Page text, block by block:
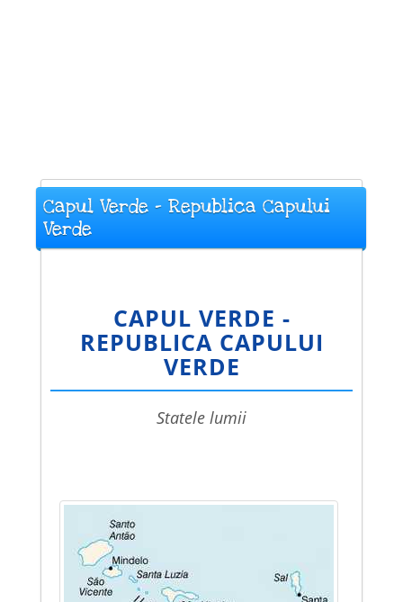
Capul Verde - Republica Capului
Verde
CAPUL VERDE -
REPUBLICA CAPULUI
VERDE
statele lumii